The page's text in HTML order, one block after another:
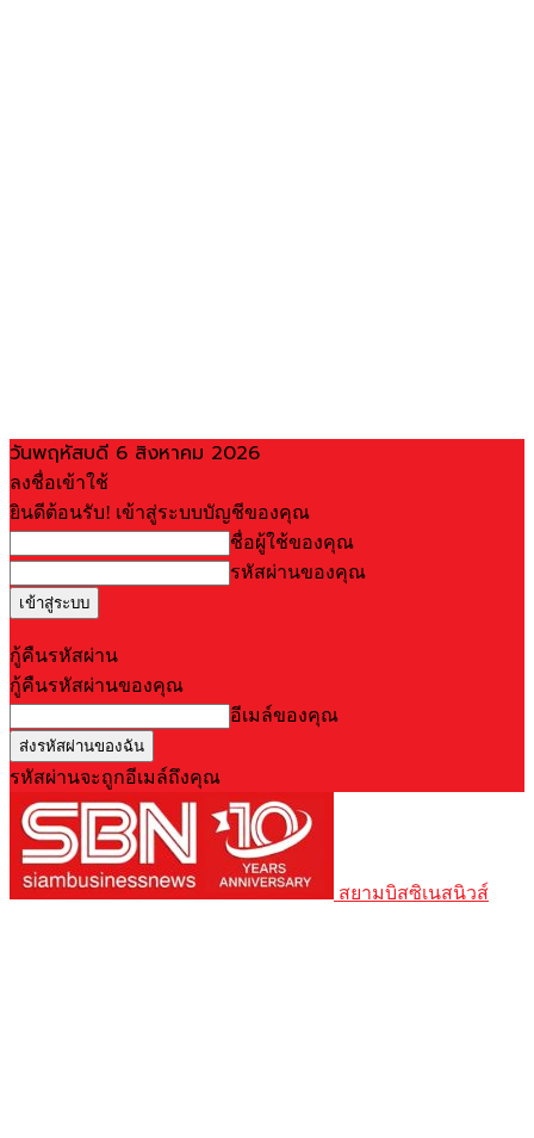
วันพฤหัสบดี 6 สิงหาคม 2026
ลงชื่อเข้าใช้
ยินดีต้อนรับ! เข้าสู่ระบบบัญชีของคุณ
ชื่อผู้ใช้ของคุณ
รหัสผ่านของคุณ
กู้คืนรหัสผ่าน
กู้คืนรหัสผ่านของคุณ
อีเมล์ของคุณ
รหัสผ่านจะถูกอีเมล์ถึงคุณ
สยามบิสซิเนสนิวส์